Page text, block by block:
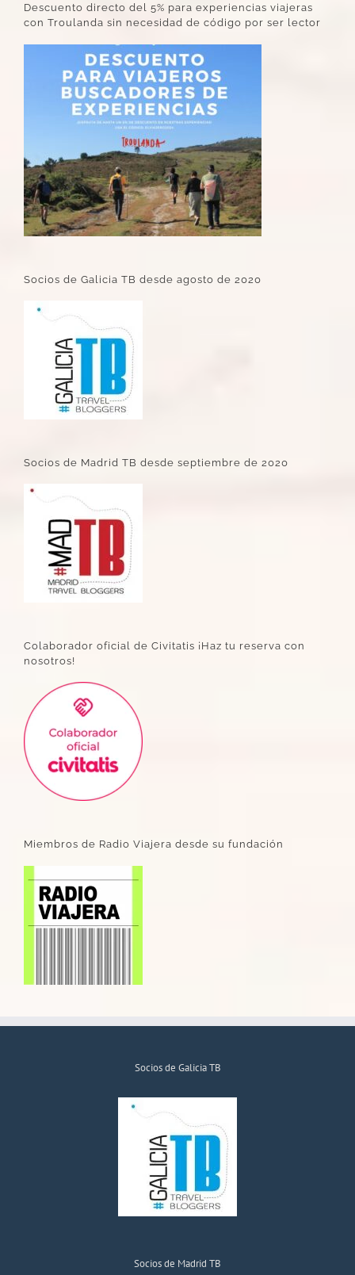
Descuento directo del 5% para experiencias viajeras
con Troulanda sin necesidad de código por ser lector
Socios de Galicia TB desde agosto de 2020
Socios de Madrid TB desde septiembre de 2020
Colaborador oficial de Civitatis ¡Haz tu reserva con
nosotros!
Miembros de Radio Viajera desde su fundación
Socios de Galicia TB
Socios de Madrid TB